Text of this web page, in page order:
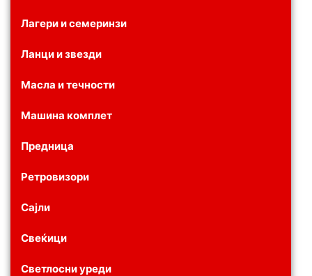
Лагери и семеринзи
Ланци и звезди
Масла и течности
Машина комплет
Предница
Ретровизори
Сајли
Свеќици
Светлосни уреди